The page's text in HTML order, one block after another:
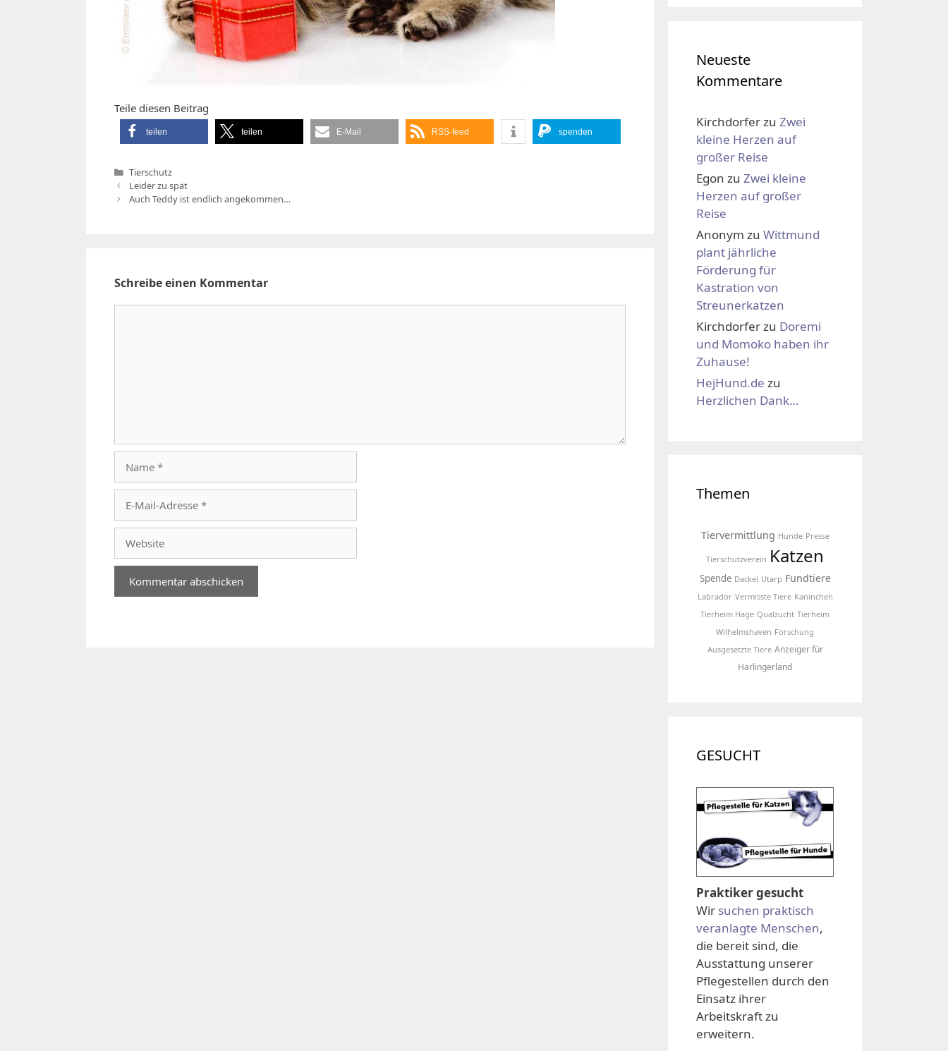
Teile diesen Beitrag
teilen teilen E-Mail RSS-feed spenden
Kategorien
Tierschutz
Leider zu spät
Auch Teddy ist endlich angekommen…
Schreibe einen Kommentar
Mail-
Adresse
Neueste
Kommentare
Kirchdorferzu Zwei
kleine Herzen auf
großer Reise
Egon zu Zwei kleine
Herzen auf großer
Reise
Anonym zu Wittmund
plant jährliche
Förderung für
Kastration von
Streunerkatzen
Kirchdorferzu Doremi
und Momoko haben ihr
Zuhause!
HejHund.de zu
Herzlichen Dank…
Themen
Tiervermittlung Hunde Presse
Tierschutzverein Katzen
Spende Dackel Utarp Fundtiere
Labrador Vermisste Tiere Kaninchen
Tierheim Hage Qualzucht Tierheim
Wilhelmshaven Forschung
Ausgesetzte Tiere Anzeiger für
Harlingerland
GESUCHT
Praktiker gesucht
Wir suchen praktisch
veranlagte Menschen,
die bereit sind, die
Ausstattung unserer
Pflegestellen durch den
Einsatz ihrer
Arbeitskraft zu
erweitern.